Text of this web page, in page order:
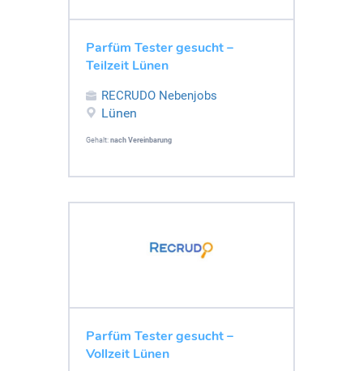
Parfüm Tester gesucht –
Teilzeit Lünen
RECRUDO Nebenjobs
Lünen
Gehalt: nach Vereinbarung
Parfüm Tester gesucht –
Vollzeit Lünen